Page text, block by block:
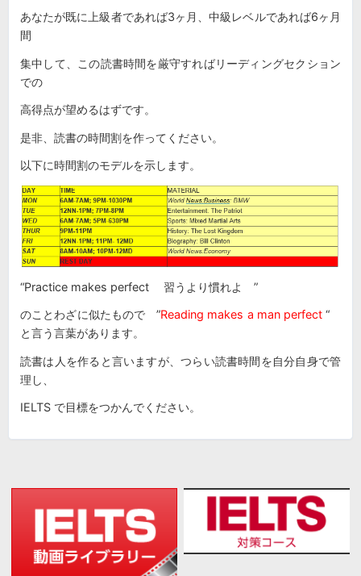
あなたが既に上級者であれば3ヶ月、中級レベルであれば6ヶ月
間
集中して、この読書時間を厳守すればリーディングセクション
での
高得点が望めるはずです。
是非、読書の時間割を作ってください。
以下に時間割のモデルを示します。
“Practice makes perfect 習うより慣れよ ”
のことわざに似たもので ”Reading makes a man perfect“
と言う言葉があります。
読書は人を作ると言いますが、つらい読書時間を自分自身で管
理し、
IELTS で目標をつかんでください。